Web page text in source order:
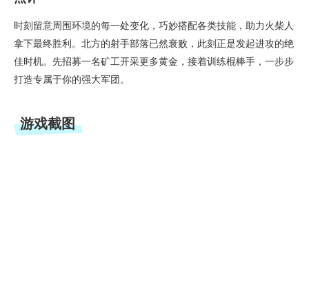
时刻留意周围环境的每一处变化，巧妙搭配各类技能，助力火柴人
拿下最终胜利。北方的射手部落已然衰败，此刻正是发起进攻的绝
佳时机。先招募一名矿工开采更多黄金，接着训练棍棒手，一步步
打造专属于你的强大军团。
游戏截图